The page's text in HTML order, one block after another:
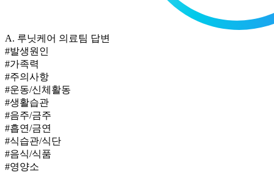
A. 루닛케어 의료팀 답변
#발생원인
#가족력
#주의사항
#운동/신체활동
#생활습관
#음주/금주
#흡연/금연
#식습관/식단
#음식/식품
#영양소